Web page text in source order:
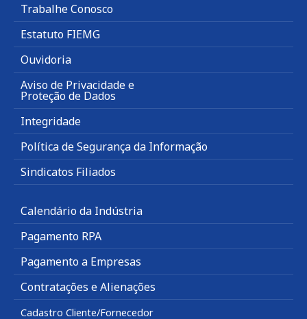
Trabalhe Conosco
Estatuto FIEMG
Ouvidoria
Aviso de Privacidade e
Proteção de Dados
Integridade
Política de Segurança da Informação
Sindicatos Filiados
Calendário da Indústria
Pagamento RPA
Pagamento a Empresas
Contratações e Alienações
Cadastro Cliente/Fornecedor